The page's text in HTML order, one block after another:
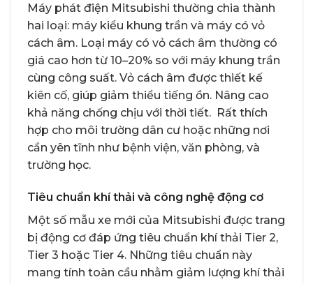
Máy phát điện Mitsubishi thường chia thành
hai loại: máy kiểu khung trần và máy có vỏ
cách âm. Loại máy có vỏ cách âm thường có
giá cao hơn từ 10–20% so với máy khung trần
cùng công suất. Vỏ cách âm được thiết kế
kiên cố, giúp giảm thiểu tiếng ồn. Nâng cao
khả năng chống chịu với thời tiết. Rất thích
hợp cho môi trường dân cư hoặc những nơi
cần yên tĩnh như bệnh viện, văn phòng, và
trường học.
Tiêu chuẩn khí thải và công nghệ động cơ
Một số mẫu xe mới của Mitsubishi được trang
bị động cơ đáp ứng tiêu chuẩn khí thải Tier 2,
Tier 3 hoặc Tier 4. Những tiêu chuẩn này
mang tính toàn cầu nhằm giảm lượng khí thải